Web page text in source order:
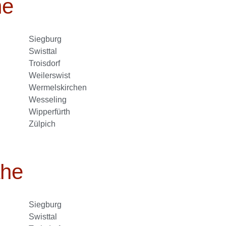
Siegburg
Swisttal
Troisdorf
Weilerswist
Wermelskirchen
Wesseling
Wipperfürth
Zülpich
Siegburg
Swisttal